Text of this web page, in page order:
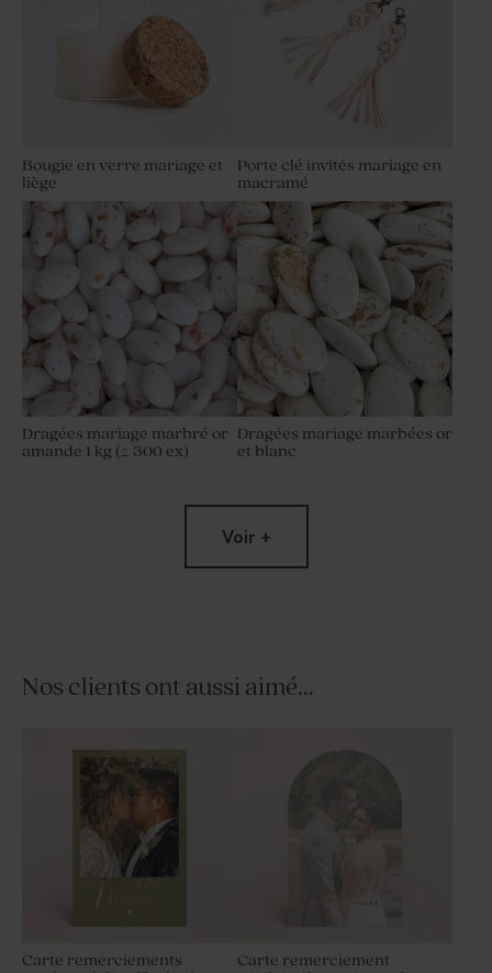
Bougie en verre mariage et
liège
Porte clé invités mariage en
macramé
Dragées mariage marbré or
amande 1 kg (± 300 ex)
Dragées mariage marbées or
et blanc
ronds marbrés d'or 750 gr (±
Voir +
Nos clients ont aussi aimé...
Carte remerciements
Carte remerciement